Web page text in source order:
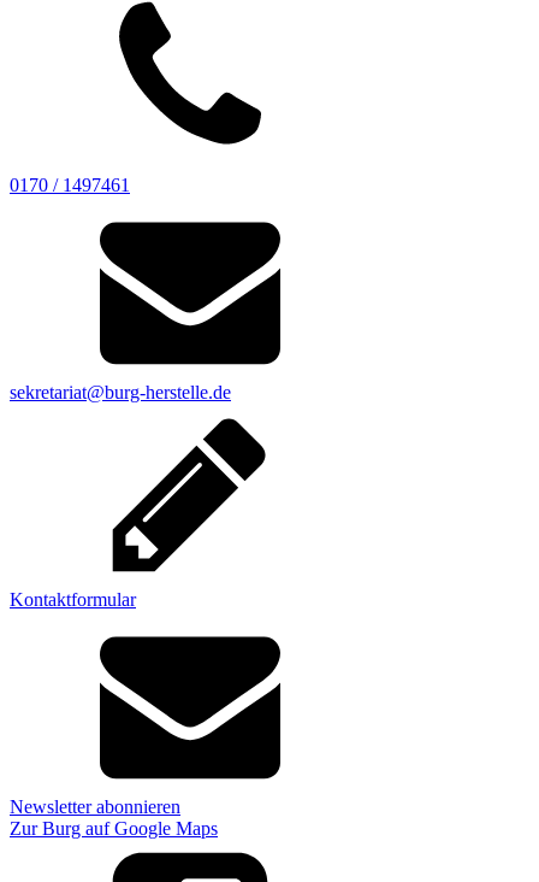
0170 / 1497461
sekretariat@burg-herstelle.de
Kontaktformular
Newsletter abonnieren
Zur Burg auf Google Maps